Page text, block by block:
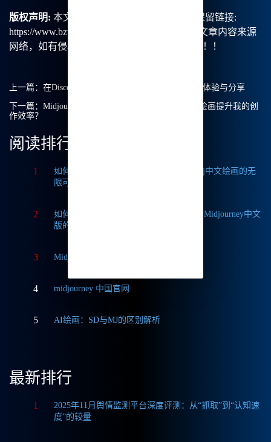
版权声明: 本文由【B族智能】原创，转载请保留链接:
https://www.bzu.cn/news/show/8011.html，部分文章内容来源
网络，如有侵权请联系我们删除处理。谢谢！！！
上一篇： 在Discord上使用Midjourney中文绘画：我的体验与分享
下一篇： Midjourney商用：如何利用Midjourney中文绘画提升我的创
作效率？
阅读排行
1
如何获取Midjourney破解版免费？探索Mj中文绘画的无
限可能
2
如何轻松实现Midjourney本地部署？探索Midjourney中文
版的无限可能
3 Midjourney中文版与国际版的深度对比
4 midjourney 中国官网
5 AI绘画：SD与MJ的区别解析
最新排行
1
2025年11月舆情监测平台深度评测：从“抓取”到“认知速
度”的较量